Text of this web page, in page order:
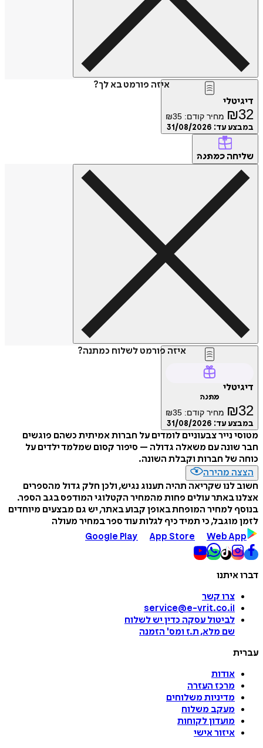
איזה פורמט בא לך?
דיגיטלי
₪32 מחיר קודם: ₪35
במבצע עד: 31/08/2026
שליחה כמתנה
איזה פורמט לשלוח כמתנה?
דיגיטלי
מתנה
₪32 מחיר קודם: ₪35
במבצע עד: 31/08/2026
מטוסי נייר צבעוניים לומדים על חברות אמיתית כשהם פוגשים
חבר שונה עם משאלה גדולה – סיפור קסום שמלמד ילדים על
כוחה של חברות וקבלת השונה.
הצצה מהירה
חשוב לנו שקריאה תהיה תענוג נגיש, ולכן חלק גדול מהספרים
אצלנו באתר עולים פחות מהמחיר הקטלוגי המודפס בגב הספר.
בנוסף למחיר המופחת באופן קבוע באתר, יש גם מבצעים מיוחדים
לזמן מוגבל, כי תמיד כיף לגלות עוד ספר במחיר מעולה
Google Play
App Store Web App
דברו איתנו
צרו קשר
service@e-vrit.co.il
לביטול עסקה כדין יש לשלוח
שם מלא, ת.ז ומס' הזמנה
עברית
אודות
מרכז העזרה
מדיניות משלוחים
מעקב משלוח
מועדון לקוחות
איזור אישי